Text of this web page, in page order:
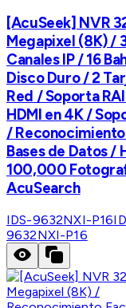
[AcuSeek] NVR
Megapixel (8K) /
Canales IP / 16
Disco Duro / 2
Red / Soporta
HDMI en 4K /
/
Bases de Datos /
100,000
AcuSearch
IDS-9632NXI-P16
9632NXI-P16